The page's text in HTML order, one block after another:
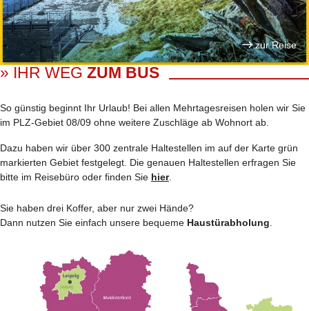
zur Reise
» IHR WEG ZUM BUS
So günstig beginnt Ihr Urlaub! Bei allen Mehrtages­reisen holen wir Sie
im PLZ-Gebiet 08/09 ohne weitere Zuschläge ab Wohnort ab.
Dazu haben wir über 300 zentrale Haltestellen im auf der Karte grün
markierten Gebiet festgelegt. Die genauen Haltestellen erfragen Sie
bitte im Reisebüro oder finden Sie hier.
Sie haben drei Koffer, aber nur zwei Hände?
Dann nutzen Sie einfach unsere bequeme Haustürabholung